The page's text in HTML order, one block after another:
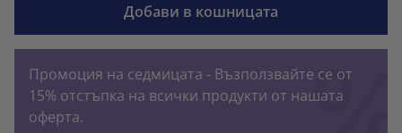
Добави в кошницата
Промоция на седмицата - Възползвайте се от
15% отстъпка на всички продукти от нашата
оферта.